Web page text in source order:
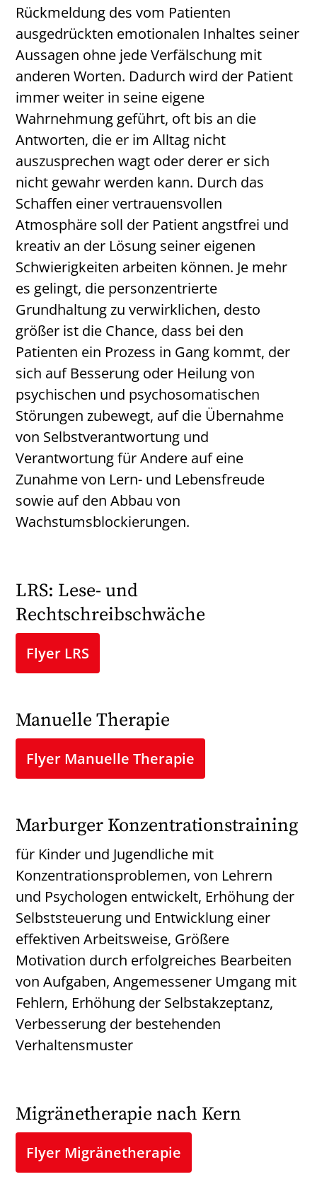
Rückmeldung des vom Patienten
ausgedrückten emotionalen Inhaltes seiner
Aussagen ohne jede Verfälschung mit
anderen Worten. Dadurch wird der Patient
immer weiter in seine eigene
Wahrnehmung geführt, oft bis an die
Antworten, die er im Alltag nicht
auszusprechen wagt oder derer er sich
nicht gewahr werden kann. Durch das
Schaffen einer vertrauensvollen
Atmosphäre soll der Patient angstfrei und
kreativ an der Lösung seiner eigenen
Schwierigkeiten arbeiten können. Je mehr
es gelingt, die personzentrierte
Grundhaltung zu verwirklichen, desto
größer ist die Chance, dass bei den
Patienten ein Prozess in Gang kommt, der
sich auf Besserung oder Heilung von
psychischen und psychosomatischen
Störungen zubewegt, auf die Übernahme
von Selbstverantwortung und
Verantwortung für Andere auf eine
Zunahme von Lern- und Lebensfreude
sowie auf den Abbau von
Wachstumsblockierungen.
LRS: Lese- und
Rechtschreibschwäche
Flyer LRS
Manuelle Therapie
Flyer Manuelle Therapie
Marburger Konzentrationstraining
für Kinder und Jugendliche mit
Konzentrationsproblemen, von Lehrern
und Psychologen entwickelt, Erhöhung der
Selbststeuerung und Entwicklung einer
effektiven Arbeitsweise, Größere
Motivation durch erfolgreiches Bearbeiten
von Aufgaben, Angemessener Umgang mit
Fehlern, Erhöhung der Selbstakzeptanz,
Verbesserung der bestehenden
Verhaltensmuster
Migränetherapie nach Kern
Flyer Migränetherapie